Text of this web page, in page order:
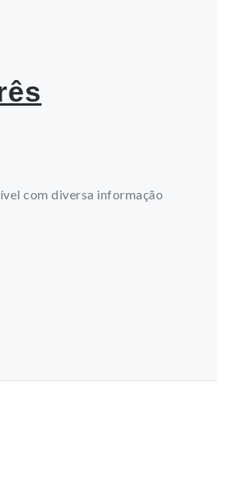
com diversa informação